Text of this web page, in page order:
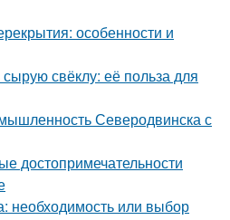
особенности и
свёклу: её польза для
Северодвинска с
достопримечательности
необходимость или выбор